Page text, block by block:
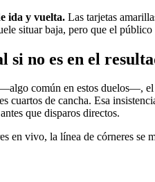
ida y vuelta. Las tarjetas
situar baja, pero que el
si no es en el
común en estos duelos—,
cuartos de cancha. Esa
que disparos directos.
en vivo, la línea de córneres se